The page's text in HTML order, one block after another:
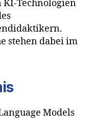
KI-Technologien
stehen dabei im
Models